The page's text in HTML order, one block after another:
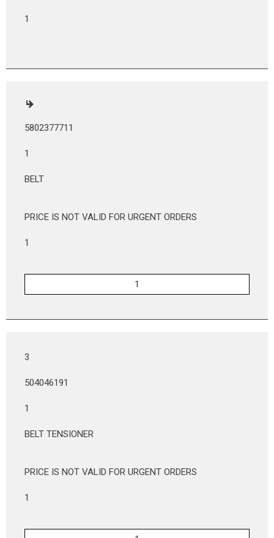
1
5802377711
1
BELT
PRICE IS NOT VALID FOR URGENT ORDERS
1
3
504046191
1
BELT TENSIONER
PRICE IS NOT VALID FOR URGENT ORDERS
1